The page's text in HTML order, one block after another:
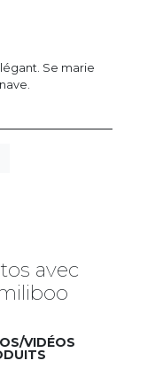
Se marie
avec
VIDÉOS